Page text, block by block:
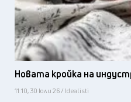
Новата кройка на
11:10, 30 юли 26 / Idealisti